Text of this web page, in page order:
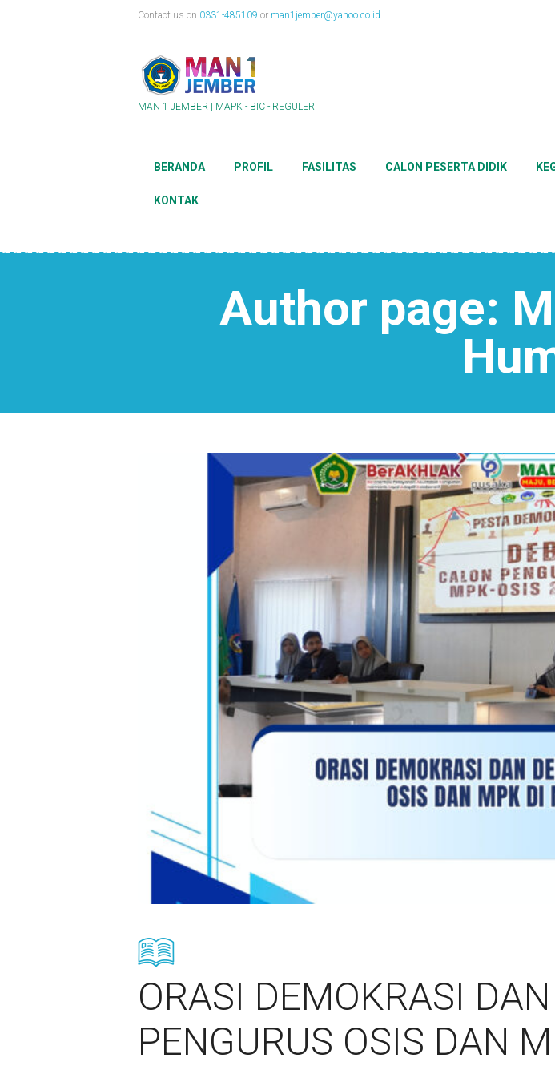
Contact us on 0331-485109 or man1jember@yahoo.co.id
MAN 1 JEMBER | MAPK - BIC - REGULER
BERANDA PROFIL FASILITAS CALON PESERTA DIDIK
KONTAK
Author page:
ORASI DEMOKRASI
PENGURUS OSIS DAN